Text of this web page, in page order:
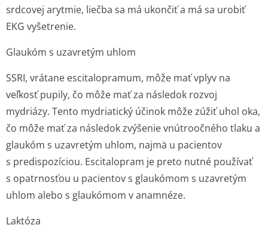
srdcovej arytmie, liečba sa má ukončiť a má sa urobiť
EKG vyšetrenie.
Glaukóm s uzavretým uhlom
SSRI, vrátane escitalopramum, môže mať vplyv na
veľkosť pupily, čo môže mať za následok rozvoj
mydriázy. Tento mydriatický účinok môže zúžiť uhol oka,
čo môže mať za následok zvýšenie vnútroočného tlaku a
glaukóm s uzavretým uhlom, najmä u pacientov
s predispozíciou. Escitalopram je preto nutné používať
s opatrnosťou u pacientov s glaukómom s uzavretým
uhlom alebo s glaukómom v anamnéze.
Laktóza